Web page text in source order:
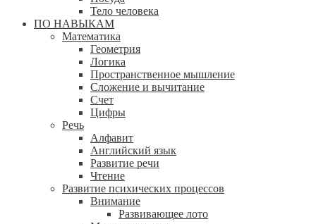
Тело человека
ПО НАВЫКАМ
Математика
Геометрия
Логика
Пространственное мышление
Сложение и вычитание
Счет
Цифры
Речь
Алфавит
Английский язык
Развитие речи
Чтение
Развитие психических процессов
Внимание
Развивающее лото